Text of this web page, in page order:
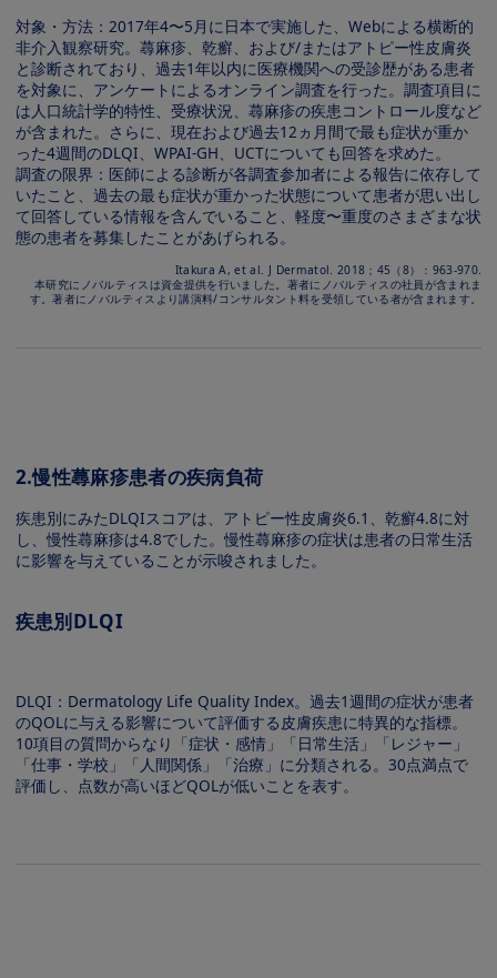
対象・⽅法：2017年4〜5⽉に⽇本で実施した、Webによる横断的
⾮介⼊観察研究。蕁⿇疹、乾癬、および/またはアトピー性⽪膚炎
と診断されており、過去1年以内に医療機関への受診歴がある患者
を対象に、アンケートによるオンライン調査を⾏った。調査項⽬に
は⼈⼝統計学的特性、受療状況、蕁⿇疹の疾患コントロール度など
が含まれた。さらに、現在および過去12ヵ⽉間で最も症状が重か
った4週間のDLQI、WPAI-GH、UCTについても回答を求めた。
調査の限界：医師による診断が各調査参加者による報告に依存して
いたこと、過去の最も症状が重かった状態について患者が思い出し
て回答している情報を含んでいること、軽度〜重度のさまざまな状
態の患者を募集したことがあげられる。
Itakura A, et al. J Dermatol. 2018；45（8）：963-970.
本研究にノバルティスは資⾦提供を⾏いました。著者にノバルティスの社員が含まれま
す。著者にノバルティスより講演料/コンサルタント料を受領している者が含まれます。
2.慢性蕁⿇疹患者の疾病負荷
疾患別にみたDLQIスコアは、アトピー性⽪膚炎6.1、乾癬4.8に対
し、慢性蕁⿇疹は4.8でした。慢性蕁⿇疹の症状は患者の⽇常⽣活
に影響を与えていることが⽰唆されました。
疾患別DLQI
DLQI：Dermatology Life Quality Index。過去1週間の症状が患者
のQOLに与える影響について評価する⽪膚疾患に特異的な指標。
10項⽬の質問からなり「症状・感情」「⽇常⽣活」「レジャー」
「仕事・学校」「⼈間関係」「治療」に分類される。30点満点で
評価し、点数が⾼いほどQOLが低いことを表す。